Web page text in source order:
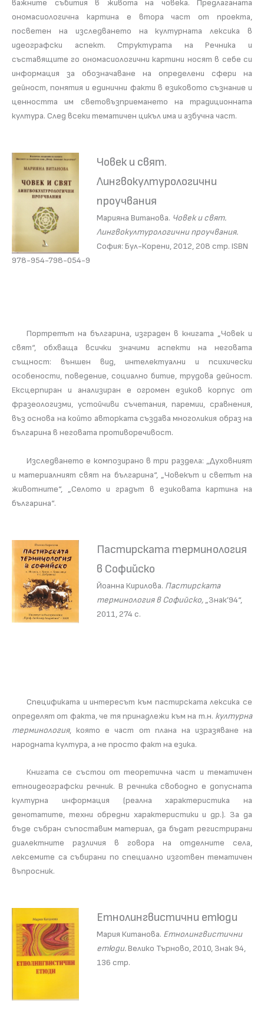
важните събития в живота на човека. Предлаганата
ономасиологична картина е втора част от проекта,
посветен на изследването на културната лексика в
идеографски аспект. Структурата на Речника и
съставящите го ономасиологични картини носят в себе си
информация за обозначаване на определени сфери на
дейност, понятия и единични факти в езиковото съзнание и
ценността им световъзприемането на традиционната
култура. След всеки тематичен цикъл има и азбучна част.
Човек и свят.
Лингвокултурологични
проучвания
Марияна Витанова. Човек и свят.
Лингвокултурологични проучвания.
София: Бул-Корени, 2012, 208 стр. ISBN
978-954-798-054-9
Портретът на българина, изграден в книгата „Човек и
свят“, обхваща всички значими аспекти на неговата
същност: външен вид, интелектуални и психически
особености, поведение, социално битие, трудова дейност.
Ексцерпиран и анализиран е огромен езиков корпус от
фразеологизми, устойчиви съчетания, паремии, сравнения,
въз основа на който авторката създава многоликия образ на
българина в неговата противоречивост.
Изследването е композирано в три раздела: „Духовният
и материалният свят на българина“, „Човекът и светът на
животните“, „Селото и градът в езиковата картина на
българина“.
Пастирската терминология
в Софийско
Йоанна Кирилова. Пастирската
терминология в Софийско, „Знак’94“,
2011, 274 с.
Спецификата и интересът към пастирската лексика се
определят от факта, че тя принадлежи към на т.н. културна
терминология, която е част от плана на изразяване на
народната култура, а не просто факт на езика.
Книгата се състои от теоретична част и тематичен
етноидеографски речник. В речника свободно е допусната
културна информация (реална характеристика на
денотатите, техни обредни характеристики и др.). За да
бъде събран съпоставим материал, да бъдат регистрирани
диалектните различия в говора на отделните села,
лексемите са събирани по специално изготвен тематичен
въпросник.
Етнолингвистични етюди
Мария Китанова. Етнолингвистични
етюди.Велико Търново, 2010, Знак 94,
136 стр.